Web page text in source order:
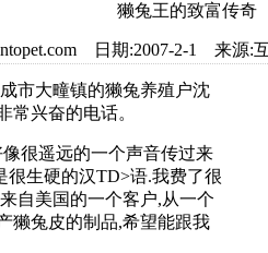
獭兔王的致富传奇
日期:2007-2-1 来
大疃镇的獭兔养殖户沈
常兴奋的电话。
很遥远的一个声音传过来
很生硬的汉TD>语.我费了很
自美国的一个客户,从一个
獭兔皮的制品,希望能跟我